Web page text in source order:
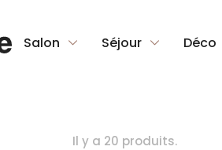
Salon Séjour Déco
Il y a 20 produits.